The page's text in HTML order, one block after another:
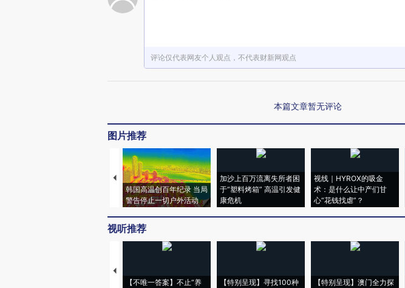
评论仅代表网友个人观点，不代表财新网观点
本篇文章暂无评论
图片推荐
韩国高温创百年纪录 当局
警告停止一切户外活动
加沙上百万流离失所者困
于“塑料烤箱” 高温引发健
康危机
视线｜HYROX的吸金
术：是什么让中产们甘
心“花钱找虐”？
视听推荐
【不唯一答案】不止“养
【特别呈现】寻找100种
【特别呈现】澳门全力探